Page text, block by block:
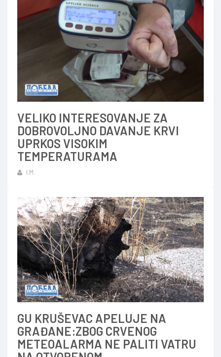
VELIKO INTERESOVANJE ZA
DOBROVOLJNO DAVANJE KRVI
UPRKOS VISOKIM
TEMPERATURAMA
I.M.
GU KRUŠEVAC APELUJE NA
GRAĐANE:ZBOG CRVENOG
METEOALARMA NE PALITI VATRU